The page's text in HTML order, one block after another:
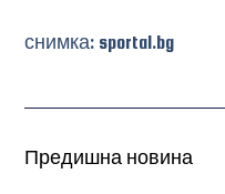
снимка: sportal.bg
Предишна новина